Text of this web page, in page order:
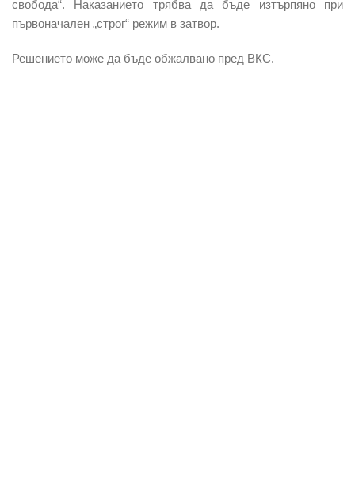
свобода“. Наказанието трябва да бъде изтърпяно при
първоначален „строг“ режим в затвор.
Решението може да бъде обжалвано пред ВКС.